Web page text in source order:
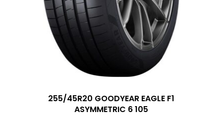
255/45R20 GOODYEAR EAGLE F1
ASYMMETRIC 6 105